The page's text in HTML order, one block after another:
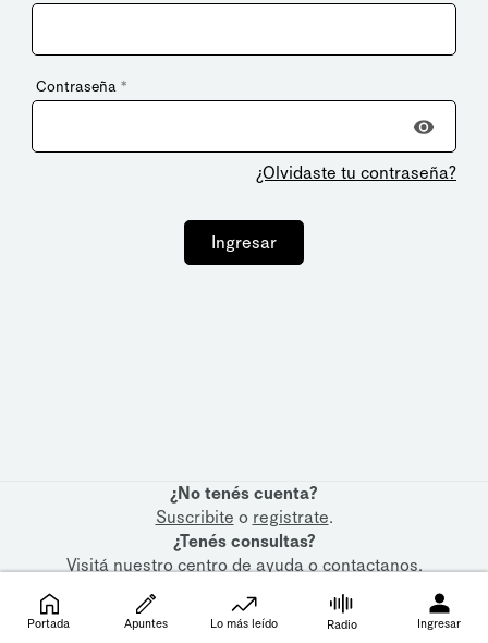
Contraseña *
¿Olvidaste tu contraseña?
Ingresar
¿No tenés cuenta?
Suscribite o registrate.
¿Tenés consultas?
Visitá nuestrocentro de ayudaocontactanos.
Portada Apuntes Lo más leído Radio Ingresar